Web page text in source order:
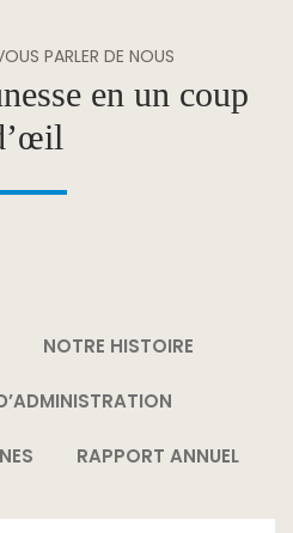
PARLER DE NOUS
en un coup
NOTRE HISTOIRE
RAPPORT ANNUEL